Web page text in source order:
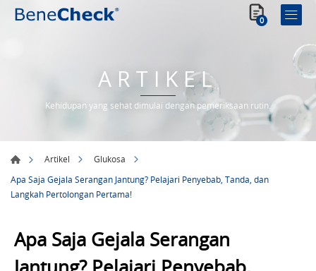
0
ARTIKEL
Kehidupan yang sehat dimulai dengan pemeriksaan rutin.
Artikel
Glukosa
Apa Saja Gejala Serangan Jantung? Pelajari Penyebab, Tanda, dan
Langkah Pertolongan Pertama!
Apa Saja Gejala Serangan